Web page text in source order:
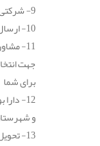
9- شرکتی معتبر و دارای کد ثبتی
10- ارسال سریع پیش فاکتور برای مشتریان گرامی
11-
جهت
برای شما
12-
و
13- تحویل فوری محصول خریداری شده